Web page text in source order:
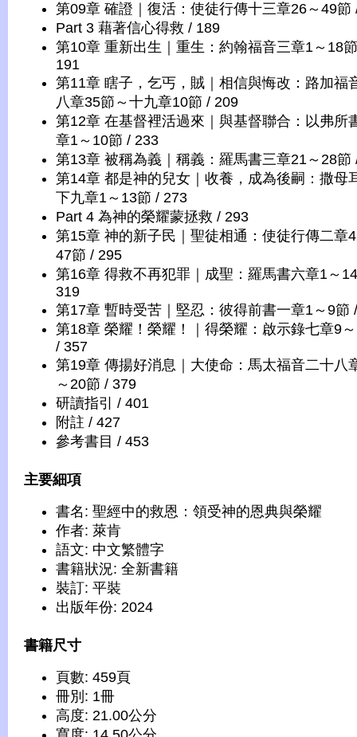
第09章 確證｜復活：使徒行傳十三章26～49節
Part 3 藉著信心得救 / 189
第10章 重新出生｜重生：約翰福音三章1～18
191
第11章 瞎子，乞丐，賊｜相信與悔改：路加福
八章35節～十九章10節 / 209
第12章 在基督裡活過來｜與基督聯合：以弗所
章1～10節 / 233
第13章 被稱為義｜稱義：羅馬書三章21～28節
第14章 都是神的兒女｜收養，成為後嗣：撒母
下九章1～13節 / 273
Part 4 為神的榮耀蒙拯救 / 293
第15章 神的新子民｜聖徒相通：使徒行傳二章
47節 / 295
第16章 得救不再犯罪｜成聖：羅馬書六章1～
319
第17章 暫時受苦｜堅忍：彼得前書一章1～9節
第18章 榮耀！榮耀！｜得榮耀：啟示錄七章9
/ 357
第19章 傳揚好消息｜大使命：馬太福音二十八
～20節 / 379
研讀指引 / 401
附註 / 427
參考書目 / 453
主要細項
書名: 聖經中的救恩：領受神的恩典與榮耀
作者: 萊肯
語文: 中文繁體字
書籍狀況: 全新書籍
裝訂: 平裝
出版年份: 2024
書籍尺寸
頁數: 459頁
冊別: 1冊
高度: 21.00公分